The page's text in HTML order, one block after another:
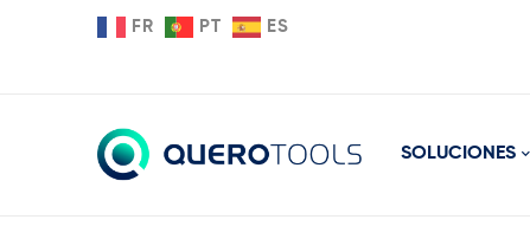
FR PT ES
SOLUCIONES